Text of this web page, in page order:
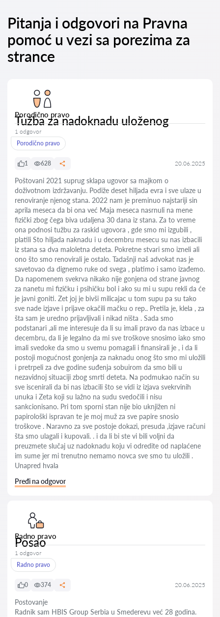
Pitanja i odgovori na Pravna
pomoć u vezi sa porezima za
strance
Porodično pravo
Tužba za nadoknadu uloženog
1 odgovor
Porodično pravo
1 628 20.06.2025
Poštovani 2021 suprug sklapa ugovor sa majkom o
doživotnom izdržavanju. Podiže deset hiljada evra i sve ulaze u
renoviranje njenog stana. 2022 nam je preminuo najstariji sin
aprila meseca da bi ona već Maja meseca nasrnuli na mene
fizički zbog čega biva udaljena 30 dana iz stana. Za to vreme
ona podnosi tužbu za raskid ugovora , gde smo mi izgubili ,
platili Sto hiljada naknadu i u decembru mesecu su nas izbacili
iz stana sa dva maloletna deteta. Pokretne stvari smo izneli ali
ono što smo renovirali je ostalo. Tadašnji naš advokat nas je
savetovao da dignemo ruke od svega , platimo i samo izađemo.
Da napomenem svekrva nikako nije gonjena od strane javnog
za nanetu mi fizičku i psihičku bol i ako su mi u supu rekli da će
je javni goniti. Zet joj je bivši milicajac u tom supu pa su tako
sve nade izjave i prijave okačili mačku o rep.. Pretila je, klela , za
šta sam je uredno prijavljivali i nikad ništa . Sada smo
podstanari ,ali me interesuje da li su imali pravo da nas izbace u
decembru, da li je legalno da mi sve troškove snosimo iako smo
imali svedoke da smo u svemu pomagali i finansirali je , i da li
postoji mogućnost gonjenja za naknadu onog što smo mi uložili
i pretrpeli za dve godine suđenja sobuirom da smo bili u
nezavidnoj situaciji zbog smrti deteta. Na podmukao način su
sve iscenirali da bi nas izbacili što se vidi iz izjava svekrvinih
unuka i Zeta koji su lažno na sudu svedočili i nisu
sankcionisano. Pri tom sporni stan nije bio uknjižen ni
papirološki ispravan te je moj muž za sve papire snosio
troškove . Naravno za sve postoje dokazi, presuda ,izjave računi
šta smo ulagali i kupovali. . i da li bi ste vi bili voljni da
preuzmete slučaj uz nadoknadu koju vi odredite od naplaćene
im sume jer mi trenutno nemamo novca sve smo tu uložili .
Unapred hvala
Pređi na odgovor
Radno pravo
Posao
1 odgovor
Radno pravo
0 374 20.06.2025
Postovanje
Radnik sam HBIS Group Serbia u Smederevu već 28 godina.